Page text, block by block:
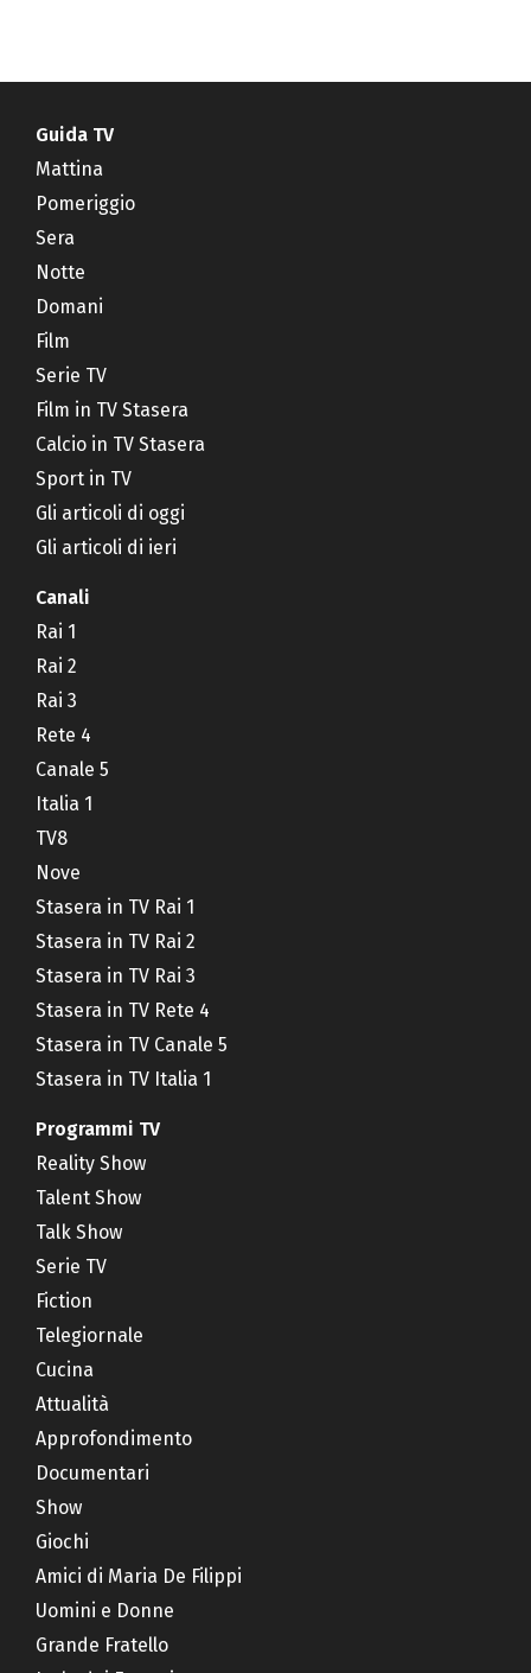
Guida TV
Mattina
Pomeriggio
Sera
Notte
Domani
Film
Serie TV
Film in TV Stasera
Calcio in TV Stasera
Sport in TV
Gli articoli di oggi
Gli articoli di ieri
Canali
Rai 1
Rai 2
Rai 3
Rete 4
Canale 5
Italia 1
TV8
Nove
Stasera in TV Rai 1
Stasera in TV Rai 2
Stasera in TV Rai 3
Stasera in TV Rete 4
Stasera in TV Canale 5
Stasera in TV Italia 1
Programmi TV
Reality Show
Talent Show
Talk Show
Serie TV
Fiction
Telegiornale
Cucina
Attualità
Approfondimento
Documentari
Show
Giochi
Amici di Maria De Filippi
Uomini e Donne
Grande Fratello